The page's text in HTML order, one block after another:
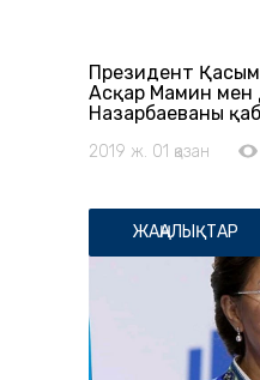
Президент
Асқар Мамин мен
Назарбаеваны
2019 ж. 01 қазан
ЖАҢАЛЫҚТАР